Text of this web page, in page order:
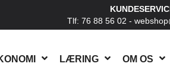
LÆRING OM OS
Tlf: 76 88 56 02 -